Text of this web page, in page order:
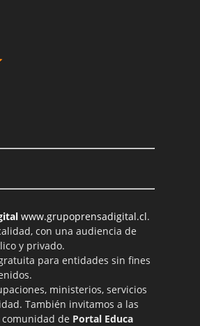
www.grupoprensadigital.cl.
con una audiencia de
y privado.
para entidades sin fines
ministerios, servicios
También invitamos a las
de Portal Educa